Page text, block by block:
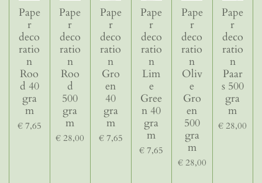
Pape
r
deco
ratio
n
Roo
d 40
gra
m
€ 7,65
Pape
r
deco
ratio
n
Roo
d
500
gra
m
€ 28,00
Pape
r
deco
ratio
n
Gro
en
40
gra
m
€ 7,65
Pape
r
deco
ratio
n
Lim
e
Gree
n 40
gra
m
€ 7,65
Pape
r
deco
ratio
n
Oliv
e
Gro
en
500
gra
m
€ 28,00
Pape
r
deco
ratio
n
Paar
s 500
gra
m
€ 28,00